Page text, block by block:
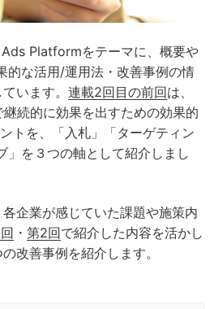
タ フィード広告
ホワイトペーパー
KARTE
Platformをテーマに、概要や
的な活用/運用法・改善事例の情
います。 連載2回目の前回は、
続的に効果を出すための効果的
トを、「入札」「ターゲティン
」を３つの軸として紹介しまし
企業が感じていた課題や施策内
・ 第2回で紹介した内容を活かし
改善事例を紹介します。